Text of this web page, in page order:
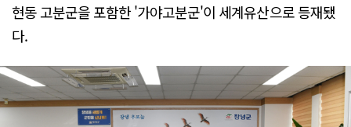
현동 고분군을 포함한 '가야고분군'이 세계유산으로 등재됐
다.